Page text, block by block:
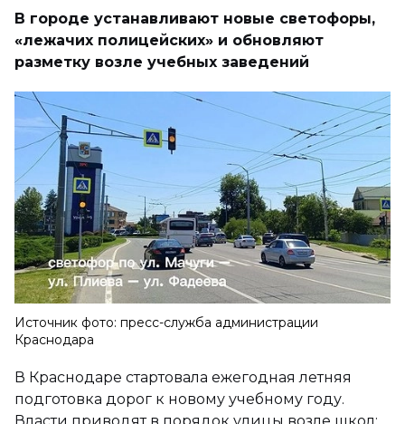
В городе устанавливают новые светофоры,
«лежачих полицейских» и обновляют
разметку возле учебных заведений
Источник фото: пресс-служба администрации
Краснодара
В Краснодаре стартовала ежегодная летняя
подготовка дорог к новому учебному году.
Власти приводят в порядок улицы возле школ: